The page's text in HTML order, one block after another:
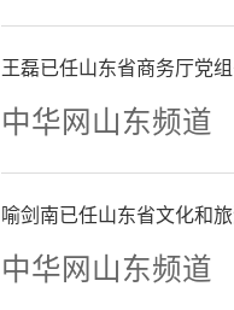
王磊已任山东省商务厅党
中华网山东频道
喻剑南已任山东省文化和
中华网山东频道